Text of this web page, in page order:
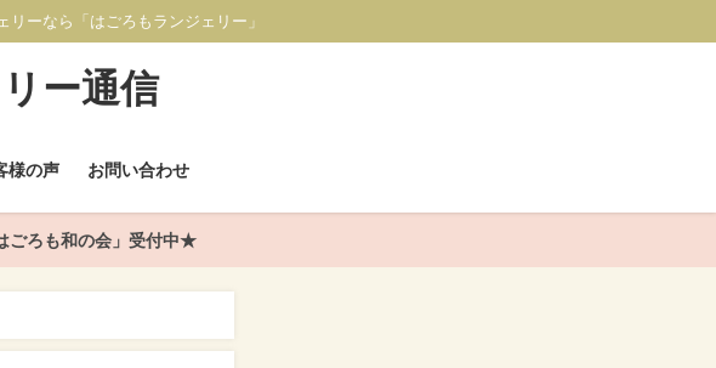
ーなら「はごろもランジェリー」
ー通信
様の声 お問い合わせ
ごろも和の会」受付中★